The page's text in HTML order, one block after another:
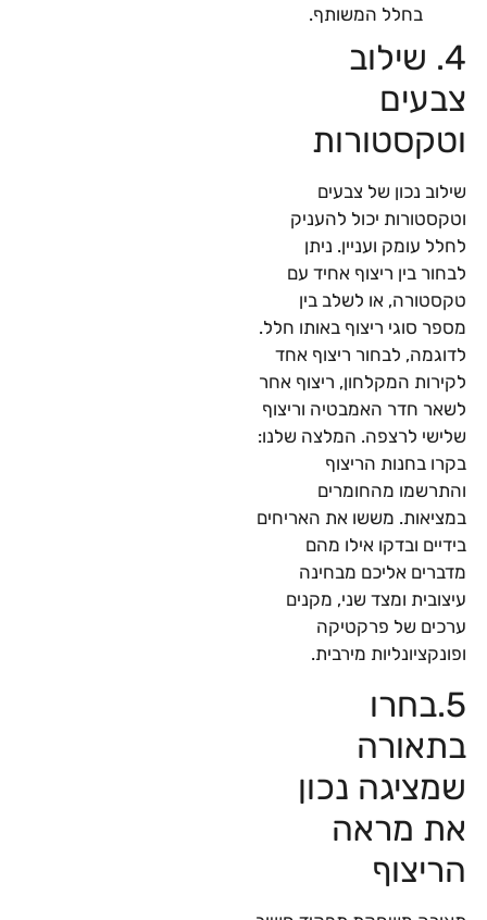
בחלל המשותף.
4. שילוב
צבעים
וטקסטורות
שילוב נכון של צבעים
וטקסטורות יכול להעניק
לחלל עומק ועניין. ניתן
לבחור בין ריצוף אחיד עם
טקסטורה, או לשלב בין
מספר סוגי ריצוף באותו חלל.
לדוגמה, לבחור ריצוף אחד
לקירות המקלחון, ריצוף אחר
לשאר חדר האמבטיה וריצוף
שלישי לרצפה. המלצה שלנו:
בקרו בחנות הריצוף
והתרשמו מהחומרים
במציאות. מששו את האריחים
בידיים ובדקו אילו מהם
מדברים אליכם מבחינה
עיצובית ומצד שני, מקנים
ערכים של פרקטיקה
ופונקציונליות מירבית.
5.בחרו
בתאורה
שמציגה נכון
את מראה
הריצוף